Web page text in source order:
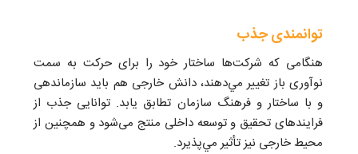
توانمندى جذب
هنگامى كه شركت‌ها ساختار خود را براى حركت به سمت
نوآورى باز تغيير مي‌دهند، دانش خارجى هم بايد سازماندهى
و با ساختار و فرهنگ سازمان تطابق يابد. توانايى جذب از
فرايندهای تحقيق و توسعه داخلی منتج می‌شود و همچنين از
محيط خارجی نيز تأثير مي‌پذيرد.